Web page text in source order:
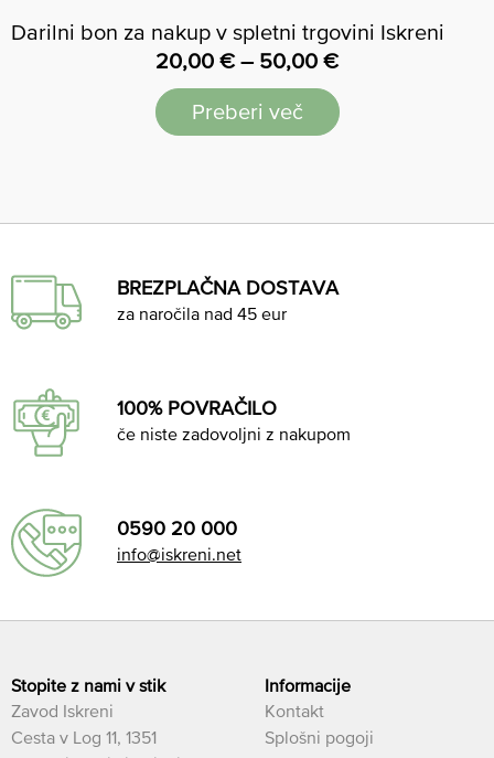
Darilni bon za nakup v spletni trgovini Iskreni
20,00 € – 50,00 €
Preberi več
BREZPLAČNA DOSTAVA
za naročila nad 45 eur
100% POVRAČILO
če niste zadovoljni z nakupom
0590 20 000
info@iskreni.net
Stopite z nami v stik
Zavod Iskreni
Cesta v Log 11, 1351
Informacije
Kontakt
Splošni pogoji